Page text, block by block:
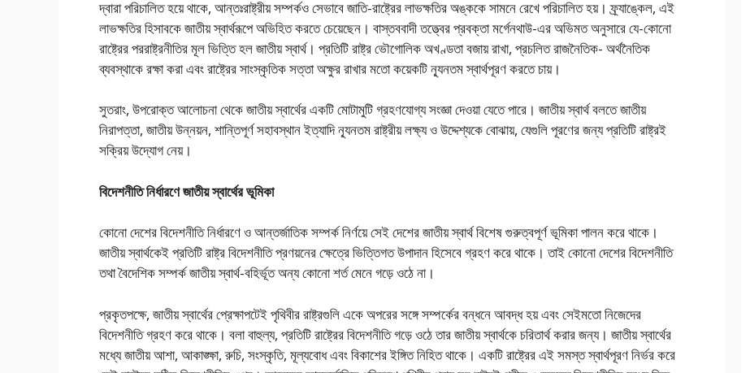
দ্বারা পরিচালিত হয়ে থাকে, আন্তঃরাষ্ট্রীয় সম্পর্কও সেভাবে জাতি-রাষ্ট্রের লাভক্ষতির অঙ্ককে সামনে রেখে পরিচালিত হয়। ফ্র্যাঙ্কেল, এই
লাভক্ষতির হিসাবকে জাতীয় স্বার্থরূপে অভিহিত করতে চেয়েছেন। বাস্তববাদী তত্ত্বের প্রবক্তা মর্গেনথাউ-এর অভিমত অনুসারে যে-কোনো
রাষ্ট্রের পররাষ্ট্রনীতির মূল ভিত্তি হল জাতীয় স্বার্থ। প্রতিটি রাষ্ট্র ভৌগোলিক অখণ্ডতা বজায় রাখা, প্রচলিত রাজনৈতিক- অর্থনৈতিক
ব্যবস্থাকে রক্ষা করা এবং রাষ্ট্রের সাংস্কৃতিক সত্তা অক্ষুর রাখার মতো কয়েকটি ন্যূনতম স্বার্থপূরণ করতে চায়।
সুতরাং, উপরোক্ত আলোচনা থেকে জাতীয় স্বার্থের একটি মোটামুটি গ্রহণযোগ্য সংজ্ঞা দেওয়া যেতে পারে। জাতীয় স্বার্থ বলতে জাতীয়
নিরাপত্তা, জাতীয় উন্নয়ন, শান্তিপূর্ণ সহাবস্থান ইত্যাদি ন্যূনতম রাষ্ট্রীয় লক্ষ্য ও উদ্দেশ্যকে বোঝায়, যেগুলি পূরণের জন্য প্রতিটি রাষ্ট্রই
সক্রিয় উদ্যোগ নেয়।
বিদেশনীতি নির্ধারণে জাতীয় স্বার্থের ভূমিকা
কোনো দেশের বিদেশনীতি নির্ধারণে ও আন্তর্জাতিক সম্পর্ক নির্ণয়ে সেই দেশের জাতীয় স্বার্থ বিশেষ গুরুত্বপূর্ণ ভূমিকা পালন করে থাকে।
জাতীয় স্বার্থকেই প্রতিটি রাষ্ট্র বিদেশনীতি প্রণয়নের ক্ষেত্রে ভিত্তিগত উপাদান হিসেবে গ্রহণ করে থাকে। তাই কোনো দেশের বিদেশনীতি
তথা বৈদেশিক সম্পর্ক জাতীয় স্বার্থ-বহির্ভূত অন্য কোনো শর্ত মেনে গড়ে ওঠে না।
প্রকৃতপক্ষে, জাতীয় স্বার্থের প্রেক্ষাপটেই পৃথিবীর রাষ্ট্রগুলি একে অপরের সঙ্গে সম্পর্কের বন্ধনে আবদ্ধ হয় এবং সেইমতো নিজেদের
বিদেশনীতি গ্রহণ করে থাকে। বলা বাহুল্য, প্রতিটি রাষ্ট্রের বিদেশনীতি গড়ে ওঠে তার জাতীয় স্বার্থকে চরিতার্থ করার জন্য। জাতীয় স্বার্থের
মধ্যে জাতীয় আশা, আকাঙ্ক্ষা, রুচি, সংস্কৃতি, মূল্যবোধ এবং বিকাশের ইঙ্গিত নিহিত থাকে। একটি রাষ্ট্রের এই সমস্ত স্বার্থপূরণ নির্ভর করে